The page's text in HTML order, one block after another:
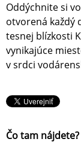
Oddýchnite si
otvorená každý
tesnej blízkosti
vynikajúce
v srdci
Čo tam nájdete?